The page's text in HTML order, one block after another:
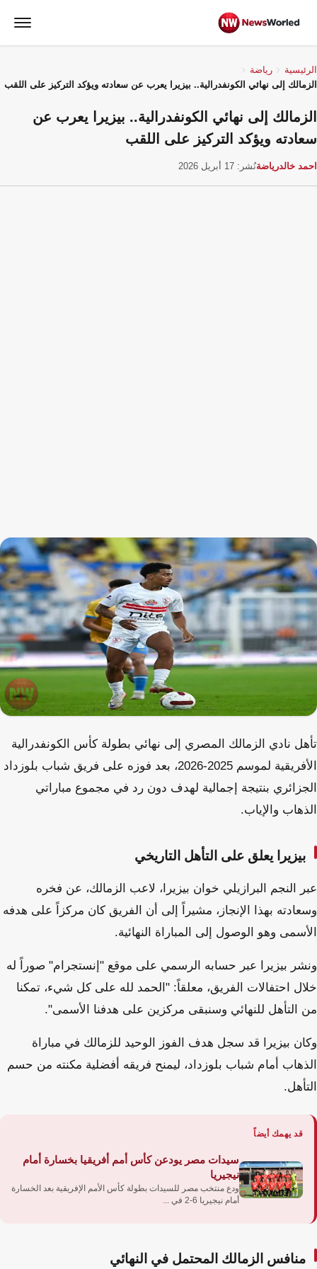
الرئيسية
رياضة
الزمالك إلى نهائي الكونفدرالية.. بيزيرا يعرب عن سعادته ويؤكد التركيز على اللقب
الزمالك إلى نهائي الكونفدرالية.. بيزيرا يعرب عن
سعادته ويؤكد التركيز على اللقب
احمد خالدرياضةنُشر: 17 أبريل 2026
تأهل نادي الزمالك المصري إلى نهائي بطولة كأس الكونفدرالية
الأفريقية لموسم 2025-2026، بعد فوزه على فريق شباب بلوزداد
الجزائري بنتيجة إجمالية لهدف دون رد في مجموع مباراتي
الذهاب والإياب.
بيزيرا يعلق على التأهل التاريخي
عبر النجم البرازيلي خوان بيزيرا، لاعب الزمالك، عن فخره
وسعادته بهذا الإنجاز، مشيراً إلى أن الفريق كان مركزاً على هدفه
الأسمى وهو الوصول إلى المباراة النهائية.
ونشر بيزيرا عبر حسابه الرسمي على موقع "إنستجرام" صوراً له
خلال احتفالات الفريق، معلقاً: "الحمد لله على كل شيء، تمكنا
من التأهل للنهائي وسنبقى مركزين على هدفنا الأسمى".
وكان بيزيرا قد سجل هدف الفوز الوحيد للزمالك في مباراة
الذهاب أمام شباب بلوزداد، ليمنح فريقه أفضلية مكنته من حسم
التأهل.
قد يهمك أيضاً
سيدات مصر يودعن كأس أمم أفريقيا بخسارة أمام
نيجيريا
ودع منتخب مصر للسيدات بطولة كأس الأمم الإفريقية بعد الخسارة
أمام نيجيريا 6-2 في ...
منافس الزمالك المحتمل في النهائي